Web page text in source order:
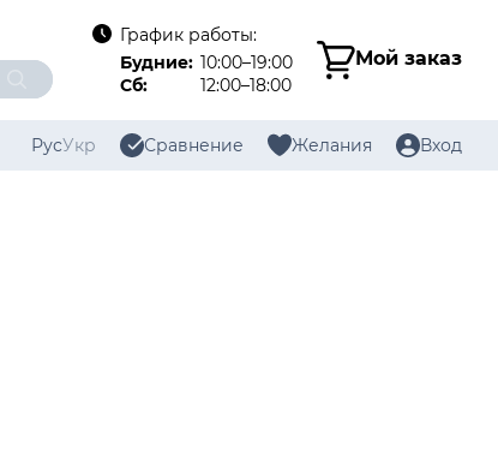
График работы:
Будние: 10:00–19:00
Сб:
12:00–18:00
Мой заказ
РусУкр Сравнение Желания Вход